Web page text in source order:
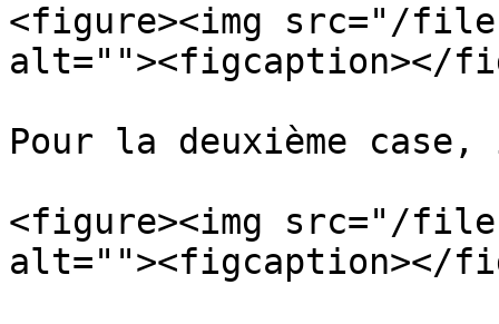
<figure><img src="/files/
alt=""><figcaption></
Pour la deuxième
<figure><img src="/files/
alt=""><figcaption></